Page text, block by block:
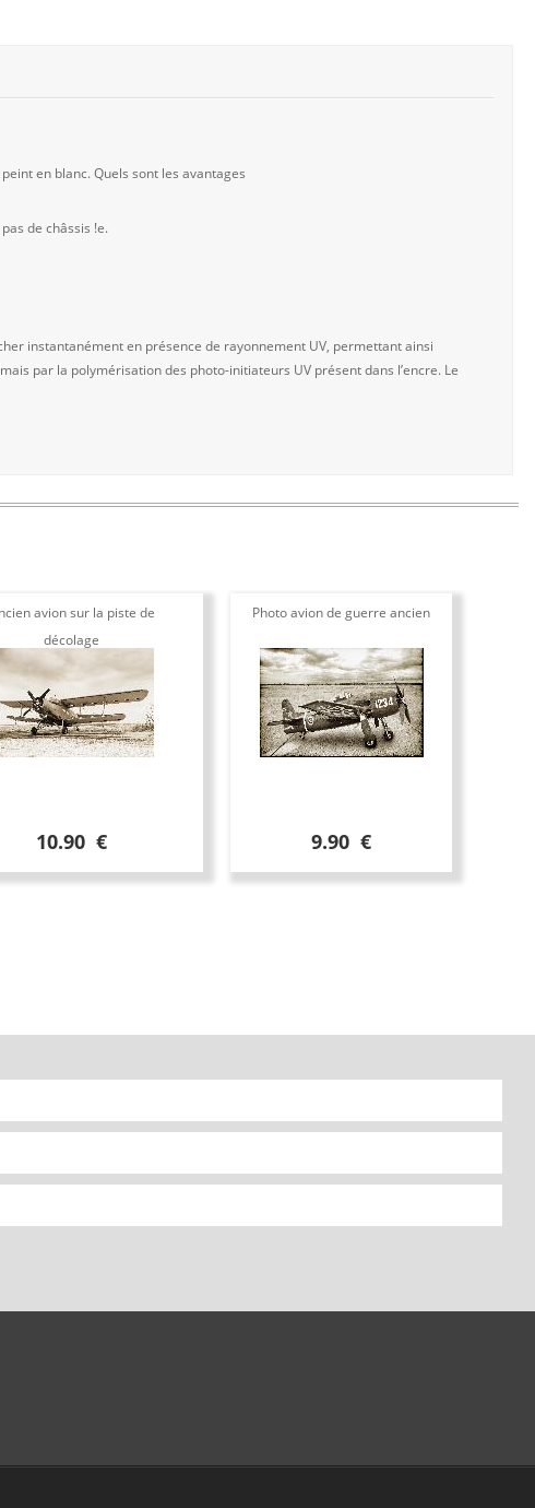
en blanc. Quels sont les avantages
de châssis !e.
instantanément en présence de rayonnement UV, permettant ainsi
par la polymérisation des photo-initiateurs UV présent dans l’encre. Le
avion sur la piste de
décolage
10.90 €
Photo avion de guerre ancien
9.90 €